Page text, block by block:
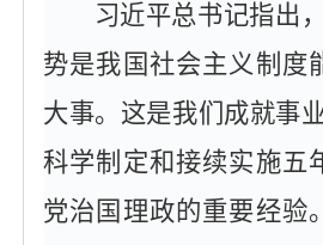
习近平总书记指出，
势是我国社会主义制度
大事。这是我们成就事
科学制定和接续实施五
党治国理政的重要经验